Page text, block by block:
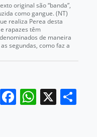
original são “banda”,
como gangue. (NT)
realiza Perea desta
rapazes têm
de maneira
segundas, como faz a
Facebook
X